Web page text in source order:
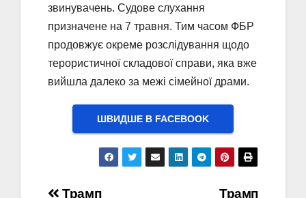
звинувачень. Судове слухання
призначене на 7 травня. Тим часом ФБР
продовжує окреме розслідування щодо
терористичної складової справи, яка вже
вийшла далеко за межі сімейної драми.
ШВИДШЕ В FACEBOOK
Трамп
Трамп